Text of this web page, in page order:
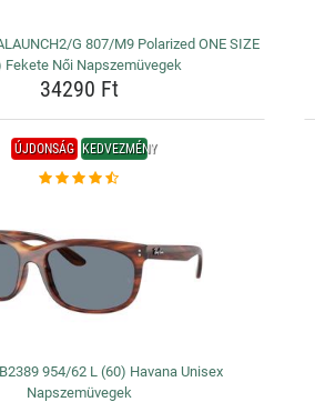
G 807/M9 Polarized ONE SIZE
Fekete Női Napszemüvegek
34290 Ft
ÚJDONSÁG KEDVEZMÉNY
954/62 L (60) Havana Unisex
Napszemüvegek